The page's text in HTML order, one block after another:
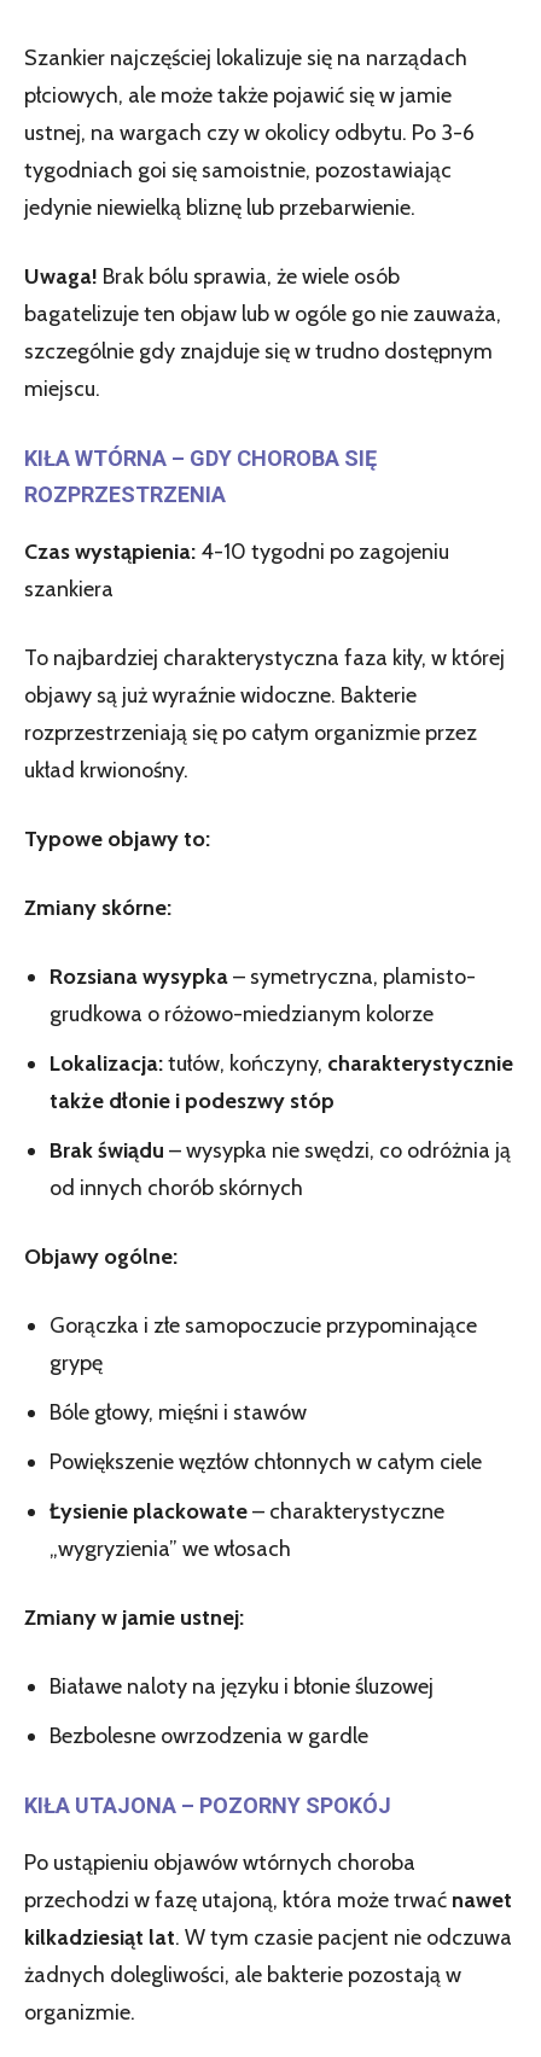
Szankier najczęściej lokalizuje się na narządach
płciowych, ale może także pojawić się w jamie
ustnej, na wargach czy w okolicy odbytu. Po 3-6
tygodniach goi się samoistnie, pozostawiając
jedynie niewielką bliznę lub przebarwienie.
Uwaga! Brak bólu sprawia, że wiele osób
bagatelizuje ten objaw lub w ogóle go nie zauważa,
szczególnie gdy znajduje się w trudno dostępnym
miejscu.
KIŁA WTÓRNA – GDY CHOROBA SIĘ
ROZPRZESTRZENIA
Czas wystąpienia: 4-10 tygodni po zagojeniu
szankiera
To najbardziej charakterystyczna faza kiły, w której
objawy są już wyraźnie widoczne. Bakterie
rozprzestrzeniają się po całym organizmie przez
układ krwionośny.
Typowe objawy to:
Zmiany skórne:
Rozsiana wysypka– symetryczna, plamisto-
grudkowa o różowo-miedzianym kolorze
Lokalizacja:tułów, kończyny, charakterystycznie
także dłonie i podeszwy stóp
Brak świądu – wysypka nie swędzi, co odróżnia ją
od innych chorób skórnych
Objawy ogólne:
Gorączka i złe samopoczucie przypominające
grypę
Bóle głowy, mięśni i stawów
Powiększenie węzłów chłonnych w całym ciele
Łysienie plackowate– charakterystyczne
„wygryzienia” we włosach
Zmiany w jamie ustnej:
Białawe naloty na języku i błonie śluzowej
Bezbolesne owrzodzenia w gardle
KIŁA UTAJONA – POZORNY SPOKÓJ
Po ustąpieniu objawów wtórnych choroba
przechodzi w fazę utajoną, która może trwać nawet
kilkadziesiąt lat. W tym czasie pacjent nie odczuwa
żadnych dolegliwości, ale bakterie pozostają w
organizmie.